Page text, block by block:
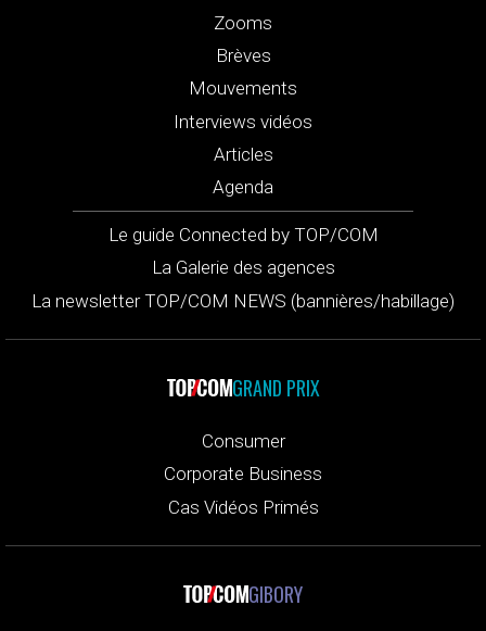
Zooms
Brèves
Mouvements
Interviews vidéos
Articles
Agenda
Le guide Connected by TOP/COM
La Galerie des agences
La newsletter TOP/COM NEWS (bannières/habillage)
GRAND PRIX
Consumer
Corporate Business
Cas Vidéos Primés
GIBORY